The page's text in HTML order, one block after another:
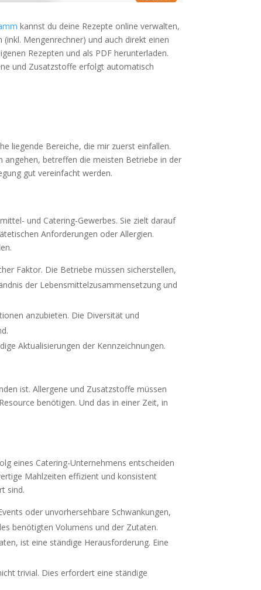
kannst du deine Rezepte online verwalten,
Mengenrechner) und auch direkt einen
Rezepten und als PDF herunterladen.
und Zusatzstoffe erfolgt automatisch
liegende Bereiche, die mir zuerst einfallen.
angehen, betreffen die meisten Betriebe in der
gut vereinfacht werden.
und Catering-Gewerbes. Sie zielt darauf
Anforderungen oder Allergien.
Faktor. Die Betriebe müssen sicherstellen,
der Lebensmittelzusammensetzung und
anzubieten. Die Diversität und
Aktualisierungen der Kennzeichnungen.
ist. Allergene und Zusatzstoffe müssen
benötigen. Und das in einer Zeit, in
eines Catering-Unternehmens entscheiden
Mahlzeiten effizient und konsistent
sind.
oder unvorhersehbare Schwankungen,
benötigten Volumens und der Zutaten.
ist eine ständige Herausforderung. Eine
trivial. Dies erfordert eine ständige